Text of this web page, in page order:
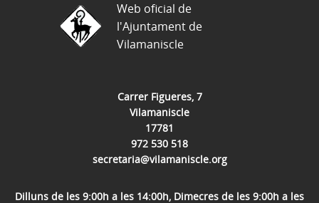
Carrer Figueres, 7
Vilamaniscle
17781
972 530 518
secretaria@vilamaniscle.org
Dilluns de les 9:00h a les 14:00h, Dimecres de les 9:00h a les
Web oficial de
l'Ajuntament de
Vilamaniscle